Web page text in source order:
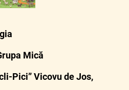
Mică
Pici” Vicovu de Jos,